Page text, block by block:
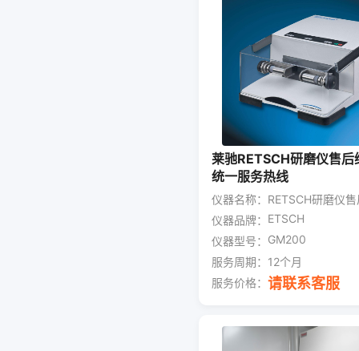
莱驰RETSCH研磨仪售后
统一服务热线
仪器名称： RETSCH研磨仪
仪器品牌： ETSCH
仪器型号： GM200
服务周期： 12个月
服务价格： 请联系客服